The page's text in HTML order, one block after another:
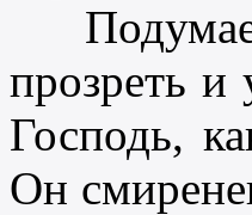
прозреть и
Господь,
Он